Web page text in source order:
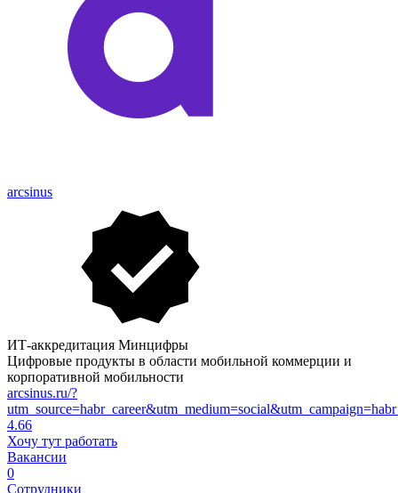
arcsinus
ИТ-аккредитация Минцифры
Цифровые продукты в области мобильной коммерции и
корпоративной мобильности
arcsinus.ru/?
4.66
Хочу тут работать
Вакансии
0
Сотрудники